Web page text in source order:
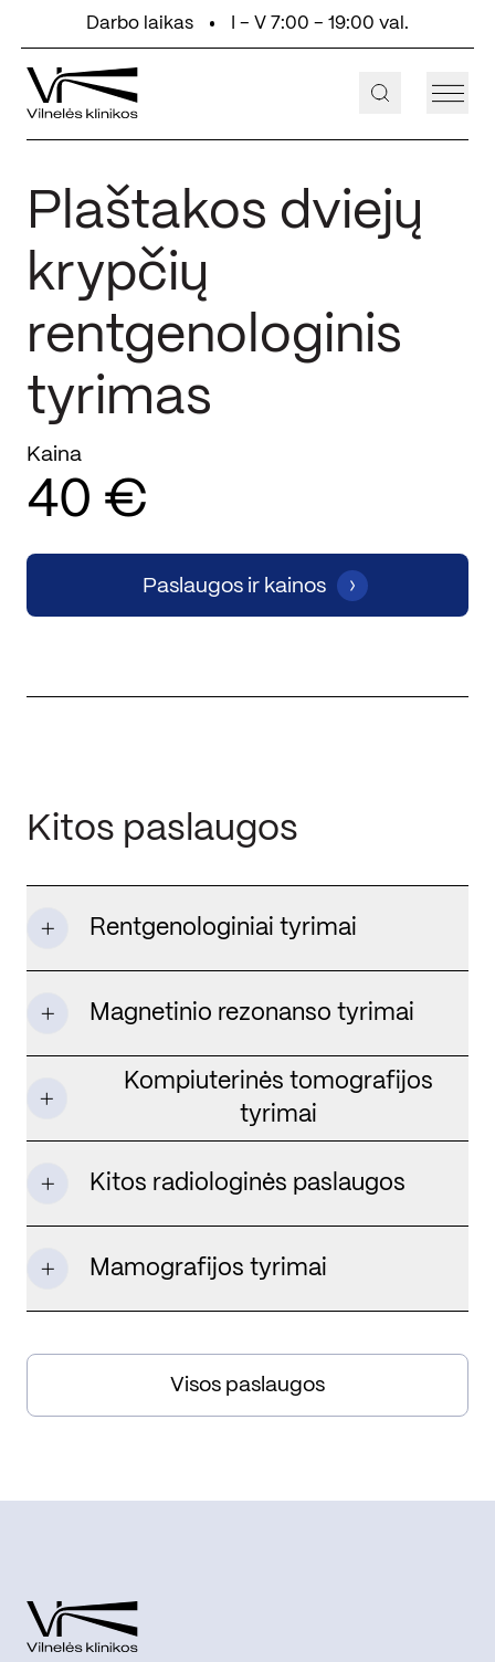
Eiti prie turinioDarbo laikas I - V 7:00 - 19:00 val.
+370 647 55 000
Plaštakos dviejų
krypčių
rentgenologinis
tyrimas
Kaina
40 €
Paslaugos ir kainos
Kitos paslaugos
Rentgenologiniai tyrimai
Magnetinio rezonanso tyrimai
Kompiuterinės tomografijos
tyrimai
Kitos radiologinės paslaugos
Mamografijos tyrimai
Visos paslaugos